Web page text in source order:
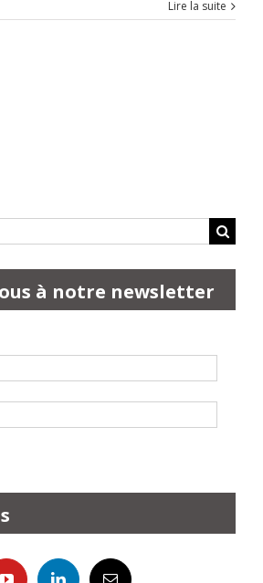
Lire la suite
à notre newsletter